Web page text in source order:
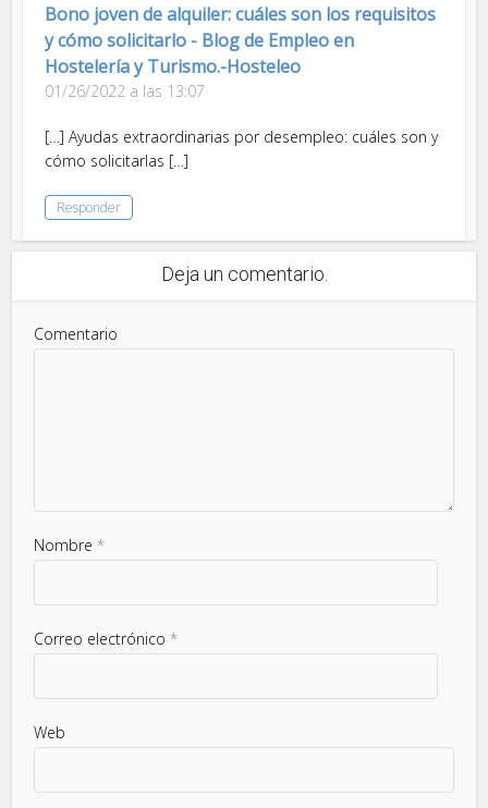
Bono joven de alquiler: cuáles son los requisitos
y cómo solicitarlo - Blog de Empleo en
Hostelería y Turismo.-Hosteleo
01/26/2022 a las 13:07
[…] Ayudas extraordinarias por desempleo: cuáles son y
cómo solicitarlas […]
Responder
Deja un comentario.
Comentario
Nombre*
Correo electrónico*
Web